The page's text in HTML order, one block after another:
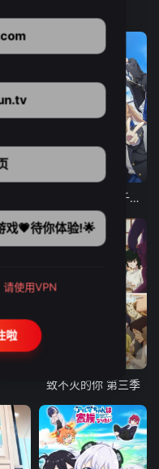
弹珠汽水瓶里的千岁同学
致不灭的你 第三季
戏💗待你体验!🌟
请使用VPN
啦